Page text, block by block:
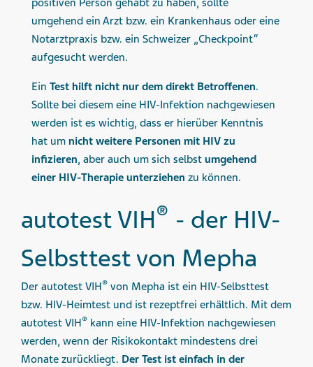
umgehend ein Arzt bzw. ein Krankenhaus oder eine
Notarztpraxis bzw. ein Schweizer „Checkpoint“
aufgesucht werden.
Ein Test hilft nicht nur dem direkt Betroffenen.
Sollte bei diesem eine HIV-Infektion nachgewiesen
werden ist es wichtig, dass er hierüber Kenntnis
hat um nicht weitere Personen mit HIV zu
infizieren, aber auch um sich selbst umgehend
einer HIV-Therapie unterziehen zu können.
autotest VIH® - der HIV-
Selbsttest von Mepha
Der autotest VIH® von Mepha ist ein HIV-Selbsttest
bzw. HIV-Heimtest und ist rezeptfrei erhältlich. Mit dem
autotest VIH® kann eine HIV-Infektion nachgewiesen
werden, wenn der Risikokontakt mindestens drei
Monate zurückliegt. Der Test ist einfach in der